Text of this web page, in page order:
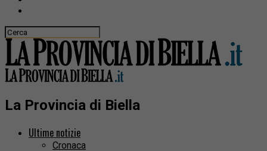
La Provincia di Biella
Ultime notizie
Cronaca